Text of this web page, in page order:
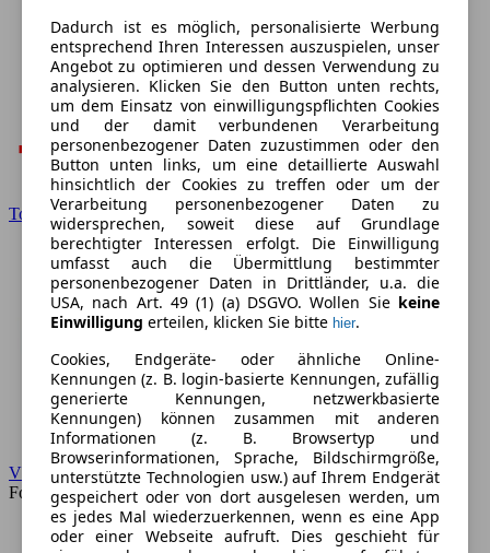
Toyota
VW
Forum
Dadurch ist es möglich, personalisierte Werbung
entsprechend Ihren Interessen auszuspielen, unser
Angebot zu optimieren und dessen Verwendung zu
analysieren. Klicken Sie den Button unten rechts,
um dem Einsatz von einwilligungspflichten Cookies
und der damit verbundenen Verarbeitung
personenbezogener Daten zuzustimmen oder den
Button unten links, um eine detaillierte Auswahl
hinsichtlich der Cookies zu treffen oder um der
Verarbeitung personenbezogener Daten zu
widersprechen, soweit diese auf Grundlage
berechtigter Interessen erfolgt. Die Einwilligung
umfasst auch die Übermittlung bestimmter
personenbezogener Daten in Drittländer, u.a. die
USA, nach Art. 49 (1) (a) DSGVO. Wollen Sie keine
Einwilligung erteilen, klicken Sie bitte hier.
Cookies, Endgeräte- oder ähnliche Online-
Kennungen (z. B. login-basierte Kennungen, zufällig
generierte Kennungen, netzwerkbasierte
Kennungen) können zusammen mit anderen
Informationen (z. B. Browsertyp und
Browserinformationen, Sprache, Bildschirmgröße,
unterstützte Technologien usw.) auf Ihrem Endgerät
gespeichert oder von dort ausgelesen werden, um
es jedes Mal wiederzuerkennen, wenn es eine App
oder einer Webseite aufruft. Dies geschieht für